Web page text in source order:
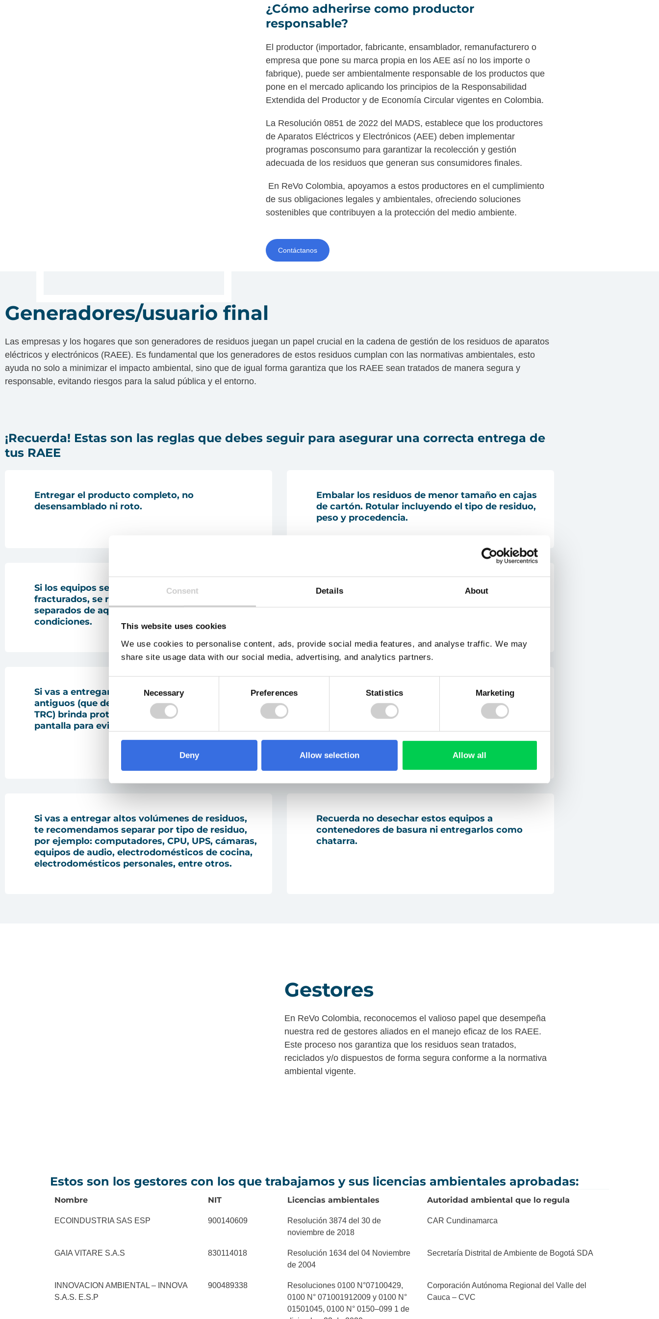
Consent Details About
This website uses cookies
We use cookies to personalise content, ads, provide social media features, and analyse traffic. We may
share site usage data with our social media, advertising, and analytics partners.
Selection
Necessary Preferences Statistics Marketing
Deny Allow selection Allow all
¿Cómo adherirse como productor
responsable?
El productor (importador, fabricante, ensamblador, remanufacturero o
empresa que pone su marca propia en los AEE así no los importe o
fabrique), puede ser ambientalmente responsable de los productos que
pone en el mercado aplicando los principios de la Responsabilidad
Extendida del Productor y de Economía Circular vigentes en Colombia.
La Resolución 0851 de 2022 del MADS, establece que los productores
de Aparatos Eléctricos y Electrónicos (AEE) deben implementar
programas posconsumo para garantizar la recolección y gestión
adecuada de los residuos que generan sus consumidores finales.
En ReVo Colombia, apoyamos a estos productores en el cumplimiento
de sus obligaciones legales y ambientales, ofreciendo soluciones
sostenibles que contribuyen a la protección del medio ambiente.
Contáctanos​
Generadores/usuario final
Las empresas y los hogares que son generadores de residuos juegan un papel crucial en la cadena de gestión de los residuos de aparatos
eléctricos y electrónicos (RAEE). Es fundamental que los generadores de estos residuos cumplan con las normativas ambientales, esto
ayuda no solo a minimizar el impacto ambiental, sino que de igual forma garantiza que los RAEE sean tratados de manera segura y
responsable, evitando riesgos para la salud pública y el entorno.
¡Recuerda! Estas son las reglas que debes seguir para asegurar una correcta entrega de
tus RAEE
Entregar el producto completo, no
desensamblado ni roto.
Embalar los residuos de menor tamaño en cajas
de cartón. Rotular incluyendo el tipo de residuo,
peso y procedencia.
Si los equipos se encuentran rotos y/o
fracturados, se recomienda entregarlos
separados de aquellos que están en buenas
condiciones.
Si son
residuos de gran tamaño no requieren ser
empacados o asegurar sus puertas, proteger
Si vas a entregar monitores y televisores
antiguos (que de tubos de rayos catódicos –
TRC) brinda protección individual a cada
pantalla para evitar que se rompa.
Durante el traslado y entrega de
residuos que
contengan gases refrigerantes, manipular con
cuidado y evita golpes
a los circuitos de
la atmósfera o derrames de aceites durante la
Si vas a entregar altos volúmenes de residuos,
te recomendamos separar por tipo de residuo,
por ejemplo: computadores, CPU, UPS, cámaras,
equipos de audio, electrodomésticos de cocina,
electrodomésticos personales, entre otros.
Recuerda no desechar estos equipos a
contenedores de basura ni entregarlos como
chatarra.
Gestores
En ReVo Colombia, reconocemos el valioso papel que desempeña
nuestra red de gestores aliados en el manejo eficaz de los RAEE.
Este proceso nos garantiza que los residuos sean tratados,
reciclados y/o dispuestos de forma segura conforme a la normativa
ambiental vigente.
Estos son los gestores con los que trabajamos y sus licencias ambientales aprobadas:
Nombre NIT Licencias ambientales Autoridad ambiental que lo regula
ECOINDUSTRIA SAS ESP 900140609
Resolución 3874 del 30 de
noviembre de 2018
CAR Cundinamarca
GAIA VITARE S.A.S 830114018
Resolución 1634 del 04 Noviembre
de 2004
Secretaría Distrital de Ambiente de Bogotá SDA
INNOVACION AMBIENTAL – INNOVA
S.A.S. E.S.P
900489338
Resoluciones 0100 N°07100429,
0100 N° 071001912009 y 0100 N°
01501045, 0100 N° 0150–099 1 de
Corporación Autónoma Regional del Valle del
Cauca – CVC